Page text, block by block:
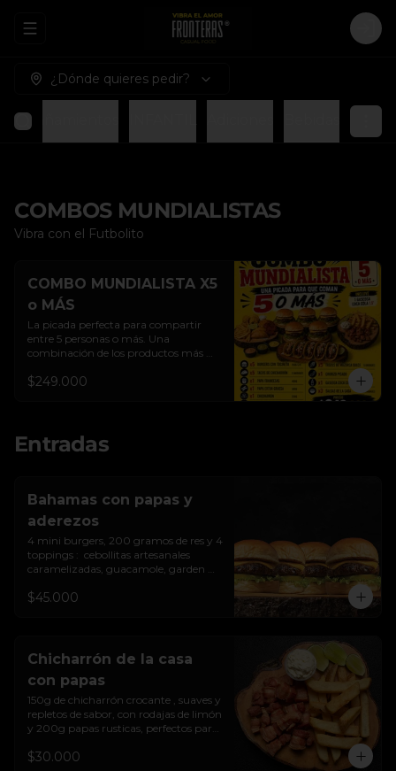
Abrir menu de navegación
¿Dónde quieres pedir?
COMBOS MUNDIALISTAS
Vibra con el Futbolito
COMBO MUNDIALISTA X5
o MÁS
La picada perfecta para compartir
entre 5 personas o más. Una
combinación de los productos más
para disfrutar partidos, reuniones y
5 Burgers con tocineta (150 g c/u)
5 Trozos de mazorca dulce
250 g de chicharrón crocante
1 Chorizo picado
400 g de papa francesa
300 g de papa extra gruesa
1 Coca-Cola 1.5 L
$249.000
Entradas
Bahamas con papas y
aderezos
4 mini burgers, 200 gramos de res y 4
toppings :  cebollitas artesanales
caramelizadas, guacamole, garden
de piñas y pimientos asados.
$45.000
Chicharrón de la casa
con papas
150g de chicharrón crocante , suaves y
repletos de sabor, con rodajas de limón
y 200g papas rusticas, perfectos para
$30.000